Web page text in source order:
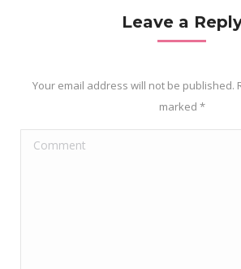
Leave a
Your email address will not be published.
marked *
Comment